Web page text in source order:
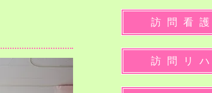
訪 問 看 護
訪 問 リ ハ